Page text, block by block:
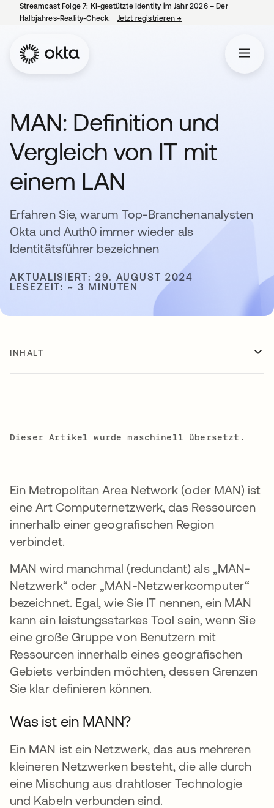
Streamcast Folge 7: KI-gestützte Identity im Jahr 2026 – Der
Halbjahres-Reality-Check.
Jetzt registrieren→
MAN: Definition und
Vergleich von IT mit
einem LAN
Erfahren Sie, warum Top-Branchenanalysten
Okta und Auth0 immer wieder als
Identitätsführer bezeichnen
AKTUALISIERT: 29. AUGUST 2024
LESEZEIT: ~ 3 MINUTEN
INHALT
Dieser Artikel wurde maschinell übersetzt.
Ein Metropolitan Area Network (oder MAN) ist
eine Art Computernetzwerk, das Ressourcen
innerhalb einer geografischen Region
verbindet.
MAN wird manchmal (redundant) als „MAN-
Netzwerk“ oder „MAN-Netzwerkcomputer“
bezeichnet. Egal, wie Sie IT nennen, ein MAN
kann ein leistungsstarkes Tool sein, wenn Sie
eine große Gruppe von Benutzern mit
Ressourcen innerhalb eines geografischen
Gebiets verbinden möchten, dessen Grenzen
Sie klar definieren können.
Was ist ein MANN?
Ein MAN ist ein Netzwerk, das aus mehreren
kleineren Netzwerken besteht, die alle durch
eine Mischung aus drahtloser Technologie
und Kabeln verbunden sind.